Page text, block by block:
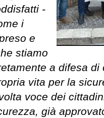
-
i
e
stiamo
a difesa di
vita per la
voce dei
già